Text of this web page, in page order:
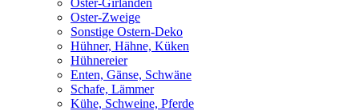
Oster-Zweige
Sonstige Ostern-Deko
Hühner, Hähne, Küken
Hühnereier
Enten, Gänse, Schwäne
Schafe, Lämmer
Kühe, Schweine, Pferde